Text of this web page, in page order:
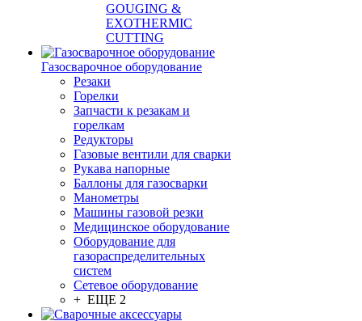
GOUGING &
EXOTHERMIC
CUTTING
Газосварочное оборудование
Резаки
Горелки
Запчасти к резакам и
горелкам
Редукторы
Газовые вентили для сварки
Рукава напорные
Баллоны для газосварки
Манометры
Машины газовой резки
Медицинское оборудование
Оборудование для
газораспределительных
систем
Сетевое оборудование
+ ЕЩЕ 2